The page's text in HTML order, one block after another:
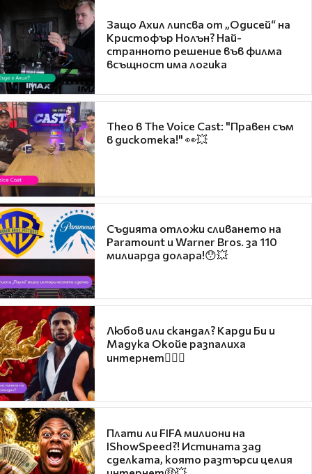
Защо Ахил липсва от „Одисей“ на
Кристофър Нолън? Най-
странното решение във филма
всъщност има логика
Theo в The Voice Cast: "Правен съм
в дискотека!" 👀💥
Съдията отложи сливането на
Paramount и Warner Bros. за 110
милиарда долара!😯💥
Любов или скандал? Карди Би и
Мадука Окойе разпалиха
интернет❤️‍🔥🔥
Плати ли FIFA милиони на
IShowSpeed?! Истината зад
сделката, която разтърси целия